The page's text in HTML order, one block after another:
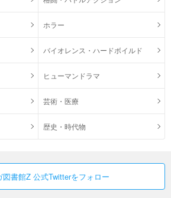
ホラー
バイオレンス・ハードボイルド
ヒューマンドラマ
芸術・医療
歴史・時代物
図書館Z 公式Twitterをフォロー